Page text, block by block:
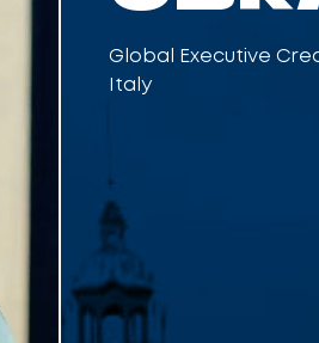
Global Executive
Italy